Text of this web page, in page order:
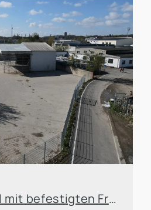
Gewerbeareal mit befestigten Freiflächen, Werkstatt und Büroeinheit